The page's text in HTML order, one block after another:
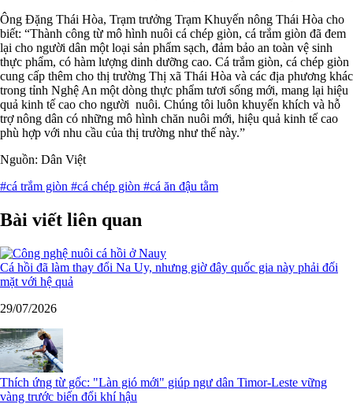
Ông Đặng Thái Hòa, Trạm trưởng Trạm Khuyến nông Thái Hòa cho
biết: “Thành công từ mô hình nuôi cá chép giòn, cá trắm giòn đã đem
lại cho người dân một loại sản phẩm sạch, đảm bảo an toàn vệ sinh
thực phẩm, có hàm lượng dinh dưỡng cao. Cá trắm giòn, cá chép giòn
cung cấp thêm cho thị trường Thị xã Thái Hòa và các địa phương khác
trong tỉnh Nghệ An một dòng thực phẩm tươi sống mới, mang lại hiệu
quả kinh tế cao cho người nuôi. Chúng tôi luôn khuyến khích và hỗ
trợ nông dân có những mô hình chăn nuôi mới, hiệu quả kinh tế cao
phù hợp với nhu cầu của thị trường như thế này.”
Nguồn: Dân Việt
#cá trắm giòn #cá chép giòn #cá ăn đậu tằm
Bài viết liên quan
Cá hồi đã làm thay đổi Na Uy, nhưng giờ đây quốc gia này phải đối
mặt với hệ quả
29/07/2026
Thích ứng từ gốc: "Làn gió mới" giúp ngư dân Timor-Leste vững
vàng trước biến đổi khí hậu